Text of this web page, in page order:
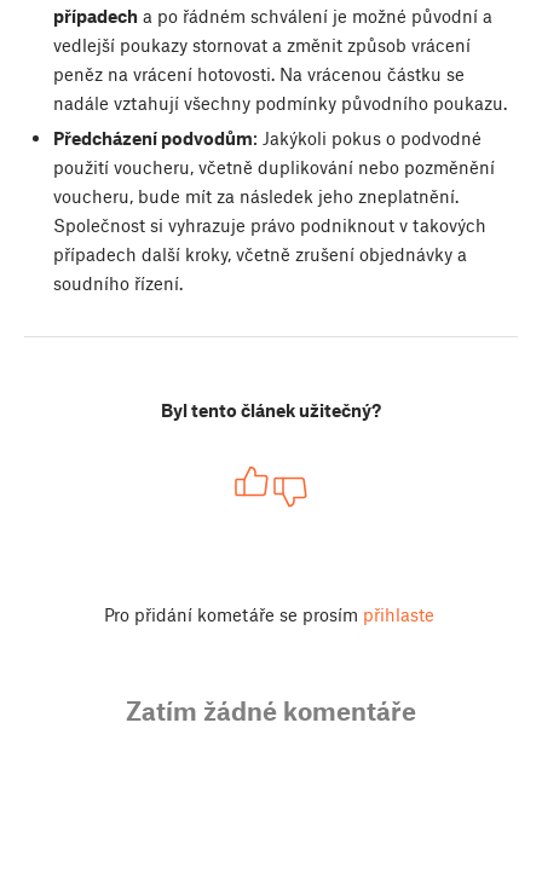
případecha po řádném schválení je možné původní a
vedlejší poukazy stornovat a změnit způsob vrácení
peněz na vrácení hotovosti. Na vrácenou částku se
nadále vztahují všechny podmínky původního poukazu.
Předcházení podvodům: Jakýkoli pokus o podvodné
použití voucheru, včetně duplikování nebo pozměnění
voucheru, bude mít za následek jeho zneplatnění.
Společnost si vyhrazuje právo podniknout v takových
případech další kroky, včetně zrušení objednávky a
soudního řízení.
Byl tento článek užitečný?
Pro přidání kometáře se prosím přihlaste
Zatím žádné komentáře